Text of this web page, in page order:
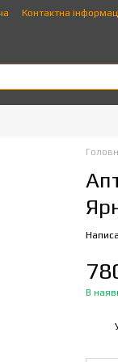
Контактна
В